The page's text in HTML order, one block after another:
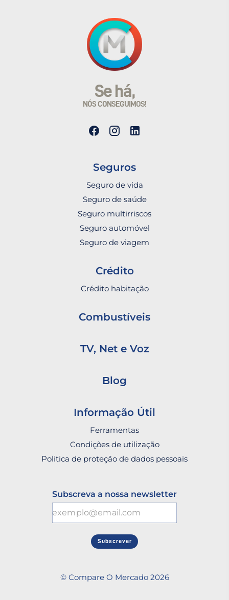
Se há,
NÓS CONSEGUIMOS!
Seguros
Seguro de vida
Seguro de saúde
Seguro multirriscos
Seguro automóvel
Seguro de viagem
Crédito
Crédito habitação
Combustíveis
TV, Net e Voz
Blog
Informação Útil
Ferramentas
Condições de utilização
Politica de proteção de dados pessoais
Subscreva a nossa newsletter
Subscrever
© Compare O Mercado 2026